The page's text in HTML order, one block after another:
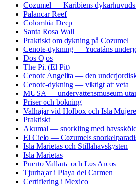
Cozumel — Karibiens
Palancar Reef
Colombia Deep
Santa Rosa Wall
Praktiskt om dykning på Cozumel
Cenote-dykning — Yucatáns
Dos Ojos
The Pit (El Pit)
Cenote Angelita — den
Cenote-dykning — viktigt att veta
MUSA — undervattensmuseum
Priser och bokning
Valhajar vid Holbox och Isla
Praktiskt
Akumal — snorkling med
El Cielo — Cozumels
Isla Marietas och Stillahavskysten
Isla Marietas
Puerto Vallarta och Los Arcos
Tjurhajar i Playa del Carmen
Certifiering i Mexico